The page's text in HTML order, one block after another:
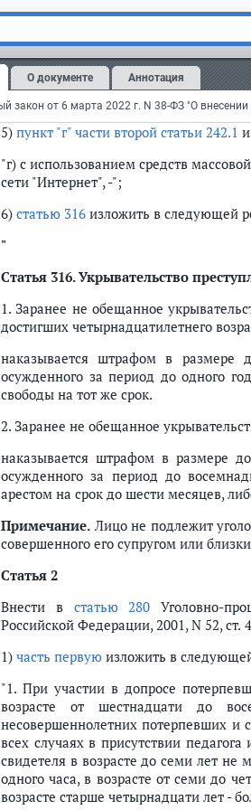
О документе Аннотация
заниматься определенной
4)пункт "б" части третьей статьи 242
"б) с использованием средств
числе сети "Интернет";";
5) пункт "г" части второй статьи 242.1
"г) с использованием средств
сети "Интернет", -";
6) статью 316 изложить в следующей
"
Статья 316.Укрывательство
1. Заранее не обещанное
достигших четырнадцатилетнего
наказывается штрафом в размере
осужденного за период до одного
свободы на тот же срок.
2. Заранее не обещанное
наказывается штрафом в размере
осужденного за период до
арестом на срок до шести месяцев,
Примечание. Лицо не подлежит
совершенного его супругом или
Статья 2
Внести в статью 280 Уголовно-
Российской Федерации, 2001, N 52,
1) часть первую изложить в
"1. При участии в допросе
возрасте от шестнадцати до
несовершеннолетних потерпевших и
всех случаях в присутствии
свидетеля в возрасте до семи лет не
одного часа, в возрасте от семи до
возрасте старше четырнадцати лет -